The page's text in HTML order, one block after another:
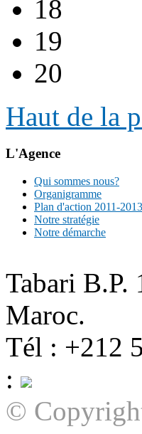
18
19
20
Haut de la
L'Agence
Qui sommes nous?
Organigramme
Plan d'action 2011-2013
Notre stratégie
Notre démarche
Tabari B.P.
Maroc.
Tél : +212
:
©